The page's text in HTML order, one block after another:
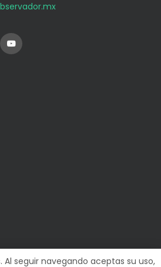
Al seguir navegando aceptas su uso,